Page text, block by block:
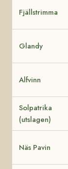
Fjällstrimma
Glandy
Alfvinn
Solpatrika
(utslagen)
Näs Pavin